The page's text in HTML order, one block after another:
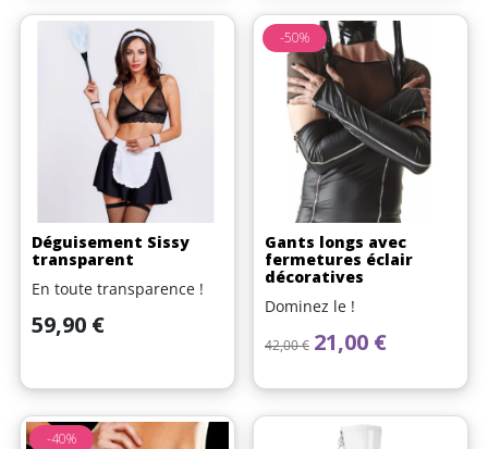
Déguisement Sissy
transparent
En toute transparence !
Prix
59,90 €
Gants longs avec
fermetures éclair
décoratives
Dominez le !
Prix de base
42,00 € Prix
21,00 €
-50%
-40%